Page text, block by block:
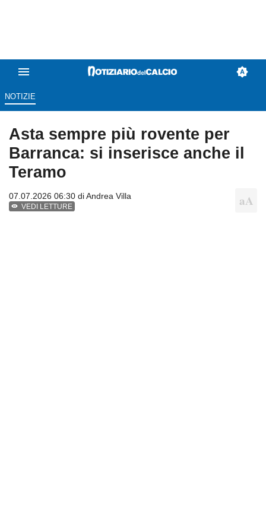
NOTIZIE
Asta sempre più rovente per
Barranca: si inserisce anche il
Teramo
07.07.2026 06:30 diAndrea Villa
VEDI LETTURE